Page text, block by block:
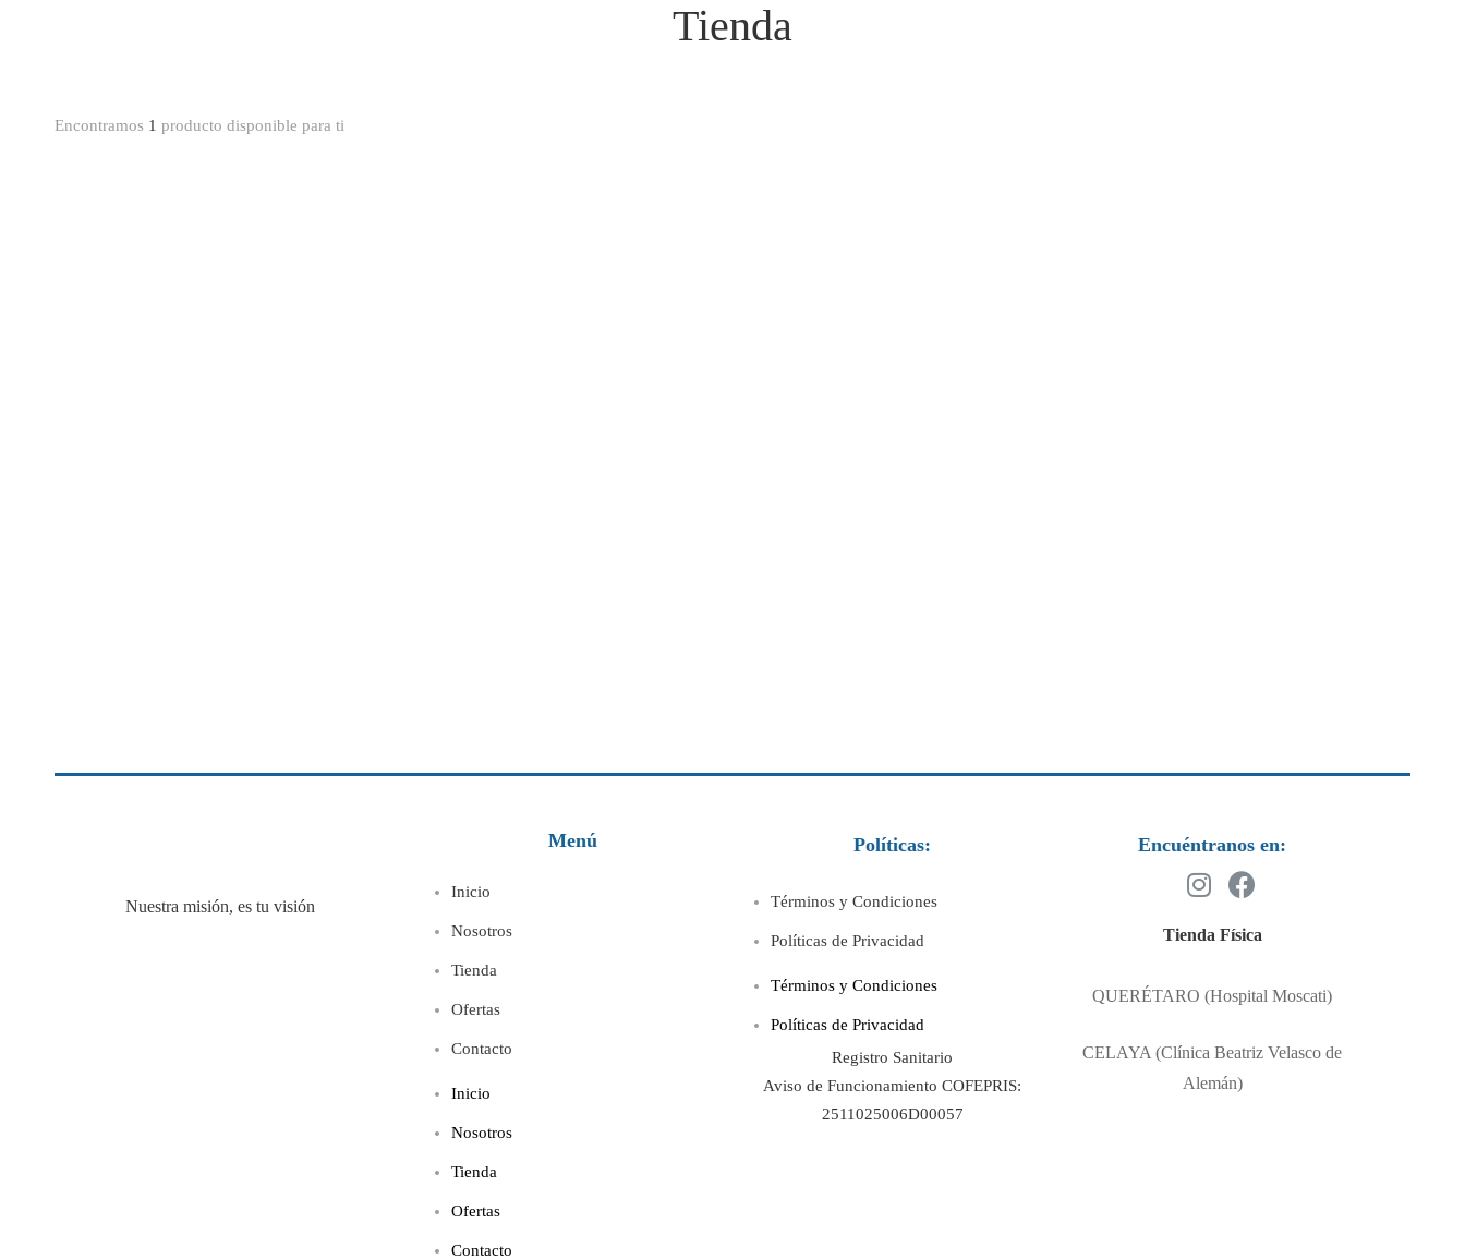
Tienda
Encontramos 1 producto disponible para ti
Nuestra misión, es tu visión
Menú
Inicio
Nosotros
Tienda
Ofertas
Contacto
Inicio
Nosotros
Tienda
Ofertas
Contacto
Políticas:
Términos y Condiciones
Políticas de Privacidad
Términos y Condiciones
Políticas de Privacidad
Registro Sanitario
Aviso de Funcionamiento COFEPRIS:
2511025006D00057
Encuéntranos en:
Tienda Física
QUERÉTARO (Hospital Moscati)
CELAYA (Clínica Beatriz Velasco de
Alemán)